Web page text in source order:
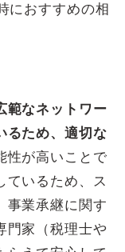
におすすめの相
範なネットワー
るため、適切な
性が高いことで
ているため、ス
事業承継に関す
門家（税理士や